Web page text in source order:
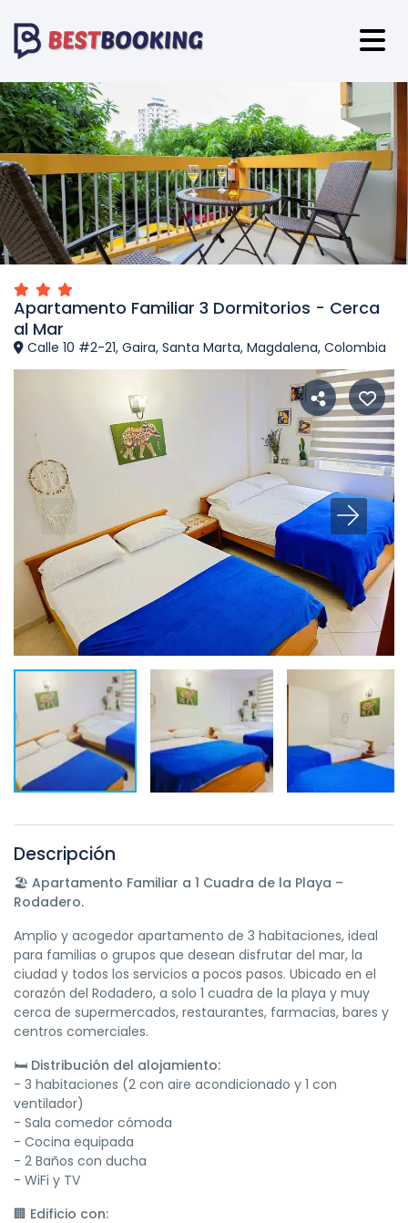
Apartamento Familiar 3 Dormitorios - Cerca
al Mar
Calle 10 #2-21, Gaira, Santa Marta, Magdalena, Colombia
Descripción
🏖️ Apartamento Familiar a 1 Cuadra de la Playa –
Rodadero.
Amplio y acogedor apartamento de 3 habitaciones, ideal
para familias o grupos que desean disfrutar del mar, la
ciudad y todos los servicios a pocos pasos. Ubicado en el
corazón del Rodadero, a solo 1 cuadra de la playa y muy
cerca de supermercados, restaurantes, farmacias, bares y
centros comerciales.
🛏️ Distribución del alojamiento:
- 3 habitaciones (2 con aire acondicionado y 1 con
ventilador)
- Sala comedor cómoda
- Cocina equipada
- 2 Baños con ducha
- WiFi y TV
🏢 Edificio con: